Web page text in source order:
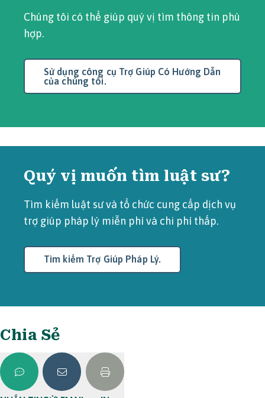
Chúng tôi có thể giúp quý vị tìm thông tin phù
hợp.
Sử dụng công cụ Trợ Giúp Có Hướng Dẫn
của chúng tôi.
Quý vị muốn tìm luật sư?
Tìm kiếm luật sư và tổ chức cung cấp dịch vụ
trợ giúp pháp lý miễn phí và chi phí thấp.
Tìm kiếm Trợ Giúp Pháp Lý.
Chia Sẻ